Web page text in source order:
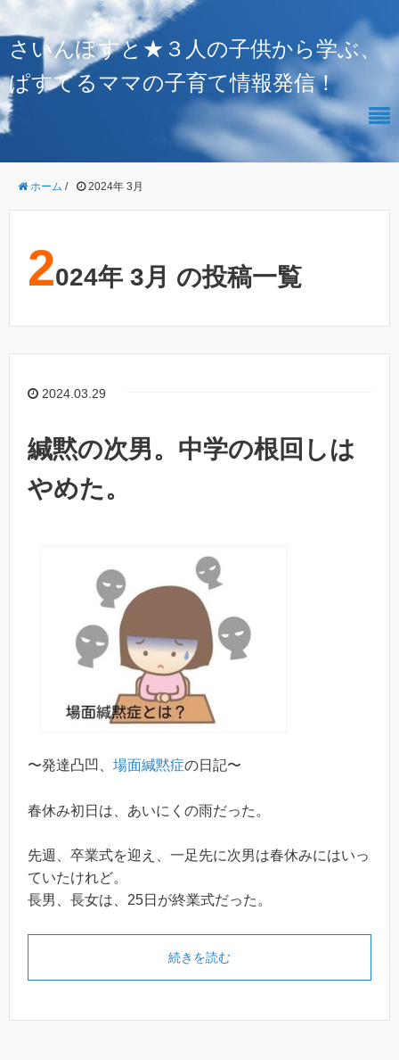
さいんぽすと★３人の子供から学ぶ、
ぱすてるママの子育て情報発信！
ホーム / 2024年 3月
2024年 3月 の投稿一覧
2024.03.29
緘黙の次男。中学の根回しは
やめた。
〜発達凸凹、 場面緘黙症の日記〜
春休み初日は、あいにくの雨だった。
先週、卒業式を迎え、一足先に次男は春休みにはいっ
ていたけれど。
長男、長女は、25日が終業式だった。
続きを読む